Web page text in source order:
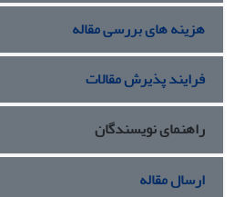
هزینه های بررسی مقاله
فرایند پذیرش مقالات
راهنمای نویسندگان
ارسال مقاله